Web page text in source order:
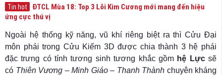
Tin hot
ĐTCL Mùa 18: Top 3 Lõi Kim Cương mới mang đến hiệu
ứng cực thú vị
Ngoài hệ thống kỹ năng, vũ khí riêng biệt ra thì Cửu Đại
môn phái trong Cửu Kiếm 3D được chia thành 3 hệ phái
đặc trưng có tính tương sinh tương khắc gồm hệ Lựcsẽ
có Thiên Vương – Minh Giáo – Thanh Thành chuyên kháng